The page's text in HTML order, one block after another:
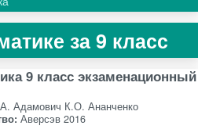
за 9 класс
9 класс экзаменационный
Адамович К.О. Ананченко
Аверсэв 2016